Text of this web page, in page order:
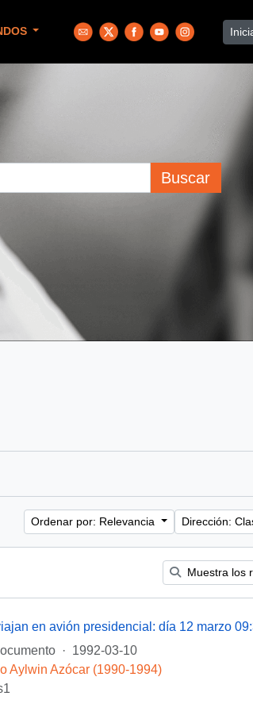
Buscar
Ordenar por: Relevancia Dirección:
Muestra los
· 1992-03-10
Aylwin Azócar (1990-1994)